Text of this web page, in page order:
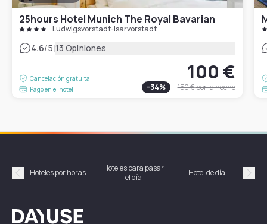
25hours Hotel Munich The Royal Bavarian
Ludwigsvorstadt-Isarvorstadt
4.6/5|13 Opiniones
Cancelación gratuita
Pago en el hotel
100 €
-34% 150 €por la noche
Précédent
Hoteles por horas
Hoteles para pasar
el día
Hotel de día
Dayuse